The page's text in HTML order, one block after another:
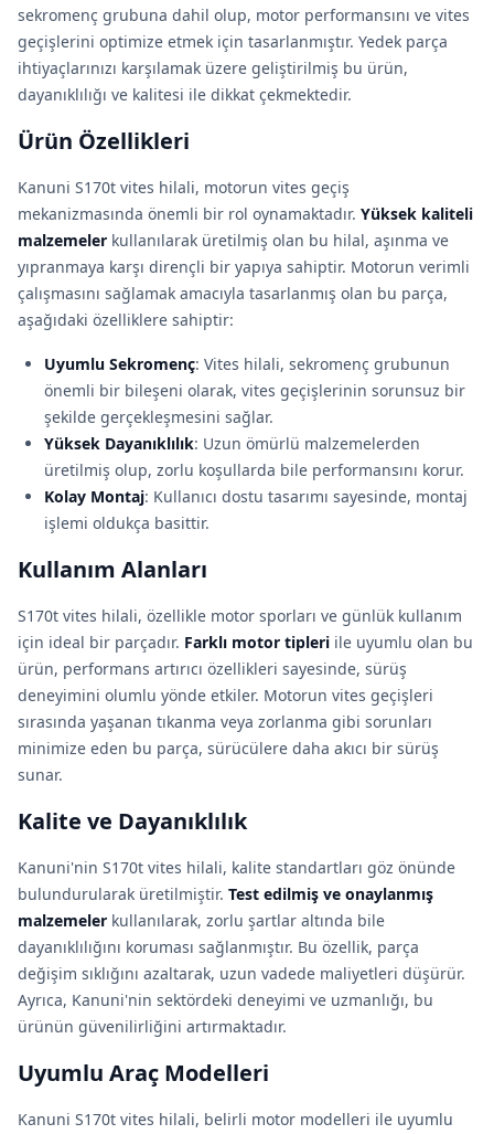
sekromenç grubuna dahil olup, motor performansını ve vites
geçişlerini optimize etmek için tasarlanmıştır. Yedek parça
ihtiyaçlarınızı karşılamak üzere geliştirilmiş bu ürün,
dayanıklılığı ve kalitesi ile dikkat çekmektedir.
Ürün Özellikleri
Kanuni S170t vites hilali, motorun vites geçiş
mekanizmasında önemli bir rol oynamaktadır. Yüksek kaliteli
malzemeler kullanılarak üretilmiş olan bu hilal, aşınma ve
yıpranmaya karşı dirençli bir yapıya sahiptir. Motorun verimli
çalışmasını sağlamak amacıyla tasarlanmış olan bu parça,
aşağıdaki özelliklere sahiptir:
Uyumlu Sekromenç: Vites hilali, sekromenç grubunun
önemli bir bileşeni olarak, vites geçişlerinin sorunsuz bir
şekilde gerçekleşmesini sağlar.
Yüksek Dayanıklılık: Uzun ömürlü malzemelerden
üretilmiş olup, zorlu koşullarda bile performansını korur.
Kolay Montaj: Kullanıcı dostu tasarımı sayesinde, montaj
işlemi oldukça basittir.
Kullanım Alanları
S170t vites hilali, özellikle motor sporları ve günlük kullanım
için ideal bir parçadır. Farklı motor tipleri ile uyumlu olan bu
ürün, performans artırıcı özellikleri sayesinde, sürüş
deneyimini olumlu yönde etkiler. Motorun vites geçişleri
sırasında yaşanan tıkanma veya zorlanma gibi sorunları
minimize eden bu parça, sürücülere daha akıcı bir sürüş
sunar.
Kalite ve Dayanıklılık
Kanuni'nin S170t vites hilali, kalite standartları göz önünde
bulundurularak üretilmiştir. Test edilmiş ve onaylanmış
malzemeler kullanılarak, zorlu şartlar altında bile
dayanıklılığını koruması sağlanmıştır. Bu özellik, parça
değişim sıklığını azaltarak, uzun vadede maliyetleri düşürür.
Ayrıca, Kanuni'nin sektördeki deneyimi ve uzmanlığı, bu
ürünün güvenilirliğini artırmaktadır.
Uyumlu Araç Modelleri
Kanuni S170t vites hilali, belirli motor modelleri ile uyumlu